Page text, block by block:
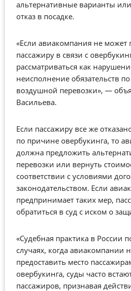
альтернативные варианты или
отказ в посадке.
«Если авиакомпания не может
пассажиру в связи с
рассматриваться как
неисполнение обязательств
воздушной перевозки», —
Васильева.
Если пассажиру все же
по причине овербукинга, то
должна предложить
перевозки или вернуть
соответствии с условиями
законодательством. Если
предпринимает таких мер,
обратиться в суд с иском о
«Судебная практика в России
случаях, когда авиакомпании
предоставить место
овербукинга, суды часто
пассажиров, признавая